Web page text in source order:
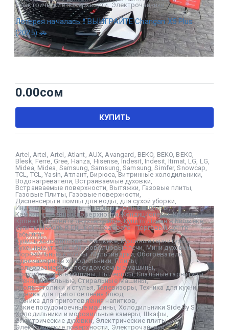
Электрические поверхности,Электрочайники
Лотерея началась ❗ ВЫИГРАЙТЕ Changan X5 Plus
(2025) 🚗
0.00сом
КУПИТЬ
Artel Artel Artel Atlant AUX Avangard BEKO BEKO BEKO,
Blesk Ferre Gree Hanza Hisense Indesit, Indesit, Itimat, LG LG
Midea Midea Samsung ,Samsung ,Samsung ,Simfer,Snowcap
TCL
TCL ,Yasin Атлант ,Бирюса ,Витринные холодильники ,
Водонагреватели Встраиваемые духовки
Встраиваемые поверхности Вытяжки Газовые плиты
Газовые Плиты Газовые поверхности
Диспенсеры и помпы для воды
для сухой уборки
Индукционные плиты,Комбинированные плиты,
Комбинированные поверхности,Кондиционеры,Кресла,
Кровати,Кровати двухъярусные,Купить Диван в Бишкеке,
Купить Мебель в Бишкеке недорого - Торговый Центр
Табылга,
Купить Холодильник в Бишкеке,Кухонные гарнитуры,
Кухонные уголки,Микроволновые печи Мини духовки,
Морозильные камеры ,Мультиварки,Обогреватели,
Однокамерные холодильники Плиты
Полноразмерные посудомоечные машины,
Посудомоечные машины Пылесосы,Спальные гарнитуры,
Стенки мебельные Стиральные Машины,
Столы столики и стулья ,Телевизоры Техника для кухни,
Техника для приготовления блюд
Техника для приготовления напитков
Узкие посудомоечные машины Холодильники Side By Side,
Холодильники и морозильные камеры Шкафы
Электрические духовки, Электрические плиты,
Электрические поверхности Электрочайники